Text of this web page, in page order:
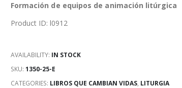
Formación de equipos de animación litúrgica
Product ID: l0912
AVAILABILITY: IN STOCK
SKU: 1350-25-E
CATEGORIES: LIBROS QUE CAMBIAN VIDAS, LITURGIA